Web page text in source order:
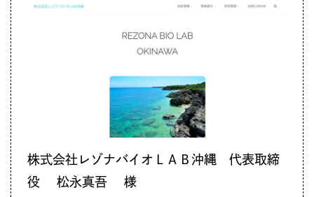
株式会社レゾナバイオＬＡＢ沖縄 代表取締
役 松永真吾 様